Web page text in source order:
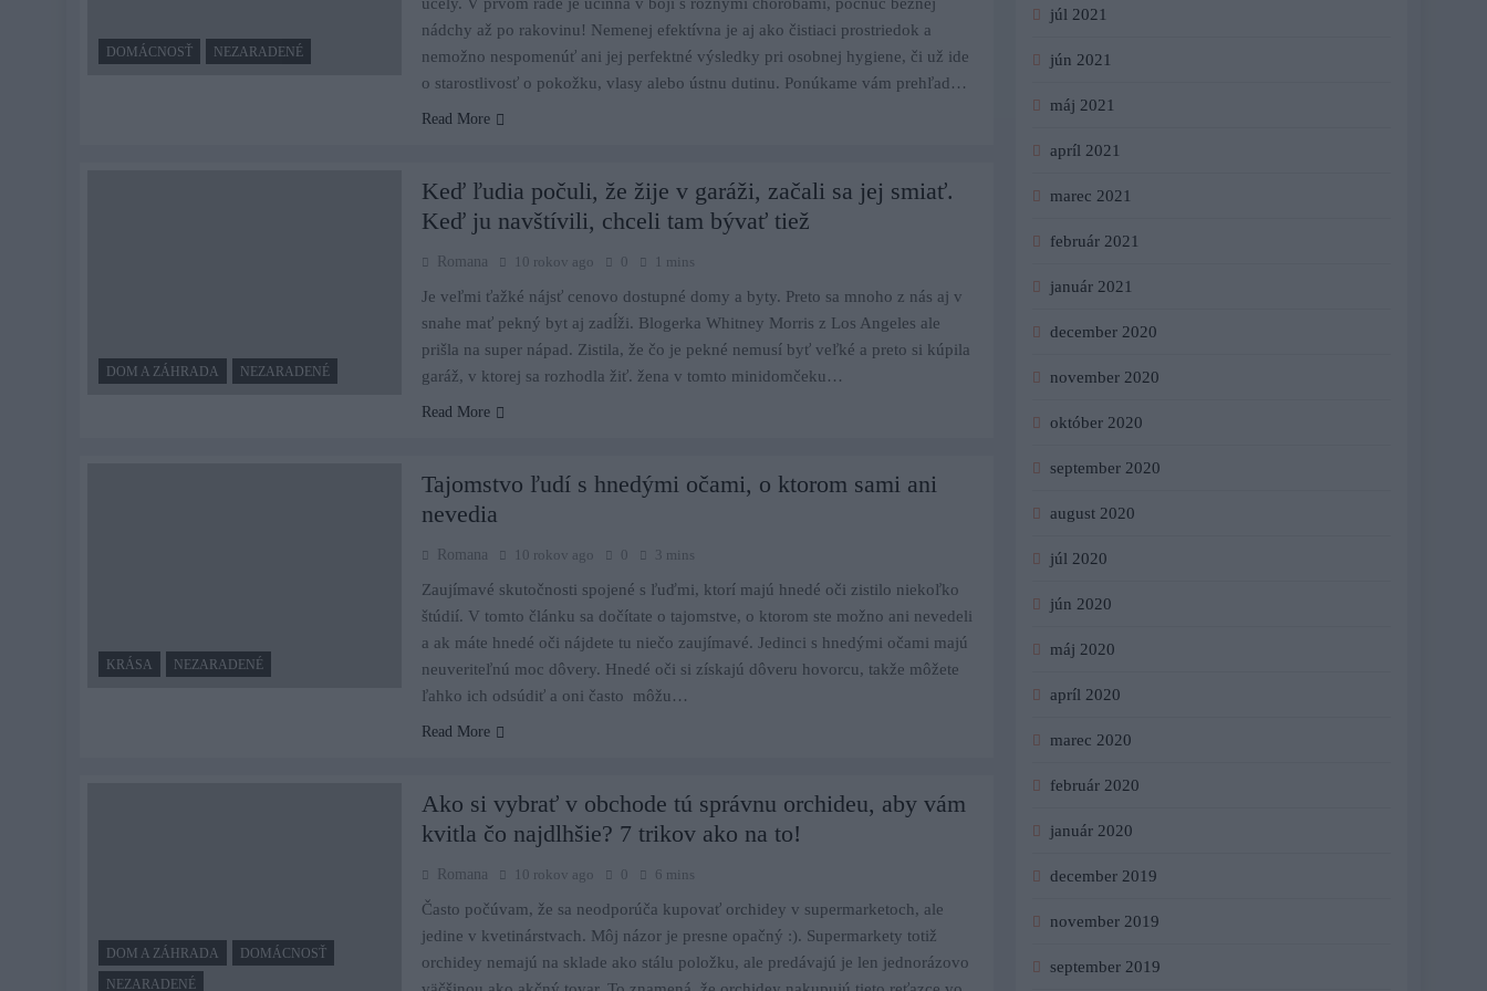
DOMÁCNOSŤ NEZARADENÉ
nádchy až po rakovinu! Nemenej efektívna je aj ako čistiaci prostriedok a
nemožno nespomenúť ani jej perfektné výsledky pri osobnej hygiene, či už ide
o starostlivosť o pokožku, vlasy alebo ústnu dutinu. Ponúkame vám prehľad…
Read More
DOM A ZÁHRADA NEZARADENÉ
Keď ľudia počuli, že žije v garáži, začali sa jej smiať.
Keď ju navštívili, chceli tam bývať tiež
Romana 10 rokov ago 0 1 mins
Je veľmi ťažké nájsť cenovo dostupné domy a byty. Preto sa mnoho z nás aj v
snahe mať pekný byt aj zadĺži. Blogerka Whitney Morris z Los Angeles ale
prišla na super nápad. Zistila, že čo je pekné nemusí byť veľké a preto si kúpila
garáž, v ktorej sa rozhodla žiť. žena v tomto minidomčeku…
Read More
KRÁSA NEZARADENÉ
Tajomstvo ľudí s hnedými očami, o ktorom sami ani
nevedia
Romana 10 rokov ago 0 3 mins
Zaujímavé skutočnosti spojené s ľuďmi, ktorí majú hnedé oči zistilo niekoľko
štúdií. V tomto článku sa dočítate o tajomstve, o ktorom ste možno ani nevedeli
a ak máte hnedé oči nájdete tu niečo zaujímavé. Jedinci s hnedými očami majú
neuveriteľnú moc dôvery. Hnedé oči si získajú dôveru hovorcu, takže môžete
ľahko ich odsúdiť a oni často môžu…
Read More
DOM A ZÁHRADA
DOMÁCNOSŤ
NEZARADENÉ
Ako si vybrať v obchode tú správnu orchideu, aby vám
kvitla čo najdlhšie? 7 trikov ako na to!
Romana 10 rokov ago 0 6 mins
Často počúvam, že sa neodporúča kupovať orchidey v supermarketoch, ale
jedine v kvetinárstvach. Môj názor je presne opačný :). Supermarkety totiž
orchidey nemajú na sklade ako stálu položku, ale predávajú je len jednorázovo
júl 2021
jún 2021
máj 2021
apríl 2021
marec 2021
február 2021
január 2021
december 2020
november 2020
október 2020
september 2020
august 2020
júl 2020
jún 2020
máj 2020
apríl 2020
marec 2020
február 2020
január 2020
december 2019
november 2019
september 2019